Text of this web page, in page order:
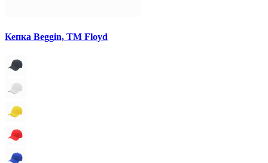
Кепка Beggin, TM Floyd